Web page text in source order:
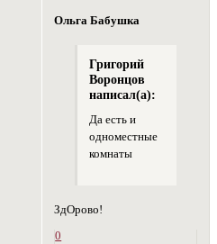
Ольга Бабушка
Григорий
Воронцов
написал(а):
Да есть и
одноместные
комнаты
ЗдОрово!
0